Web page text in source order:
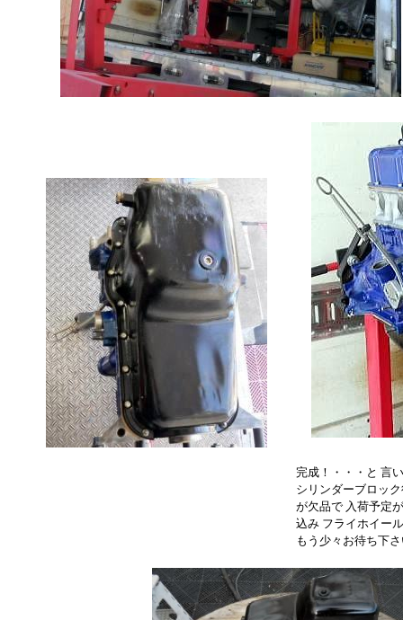
完成！・・・と 言
シリンダーブロッ
が欠品で 入荷予定
込み フライホイー
もう少々お待ち下